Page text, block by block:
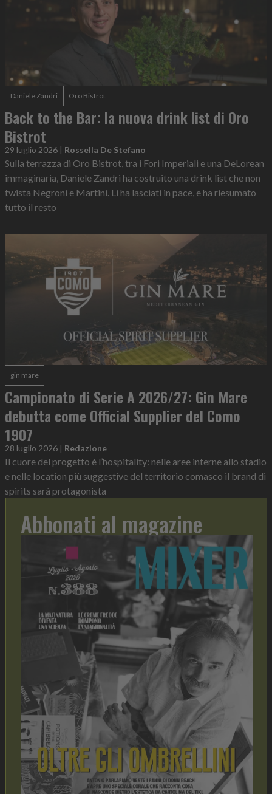
Daniele Zandri Oro Bistrot
Back to the Bar: la nuova drink list di Oro
Bistrot
29 luglio 2026 | Rossella De Stefano
Sulla terrazza di Oro Bistrot, tra i Fori Imperiali e una DeLorean
immaginaria, Daniele Zandri ha costruito una drink list che non
twista Negroni e Martini. Li ha lasciati in pace, e ha riesumato
tutto il resto
gin mare
Campionato di Serie A 2026/27: Gin Mare
debutta come Official Supplier del Como
1907
28 luglio 2026 | Redazione
Il cuore del progetto è l’hospitality: nelle aree interne allo stadio
e nelle location più suggestive del territorio comasco il brand di
spirits sarà protagonista
Abbonati al magazine